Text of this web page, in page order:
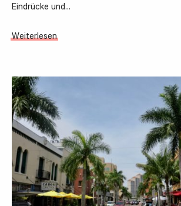
Eindrücke und…
Weiterlesen